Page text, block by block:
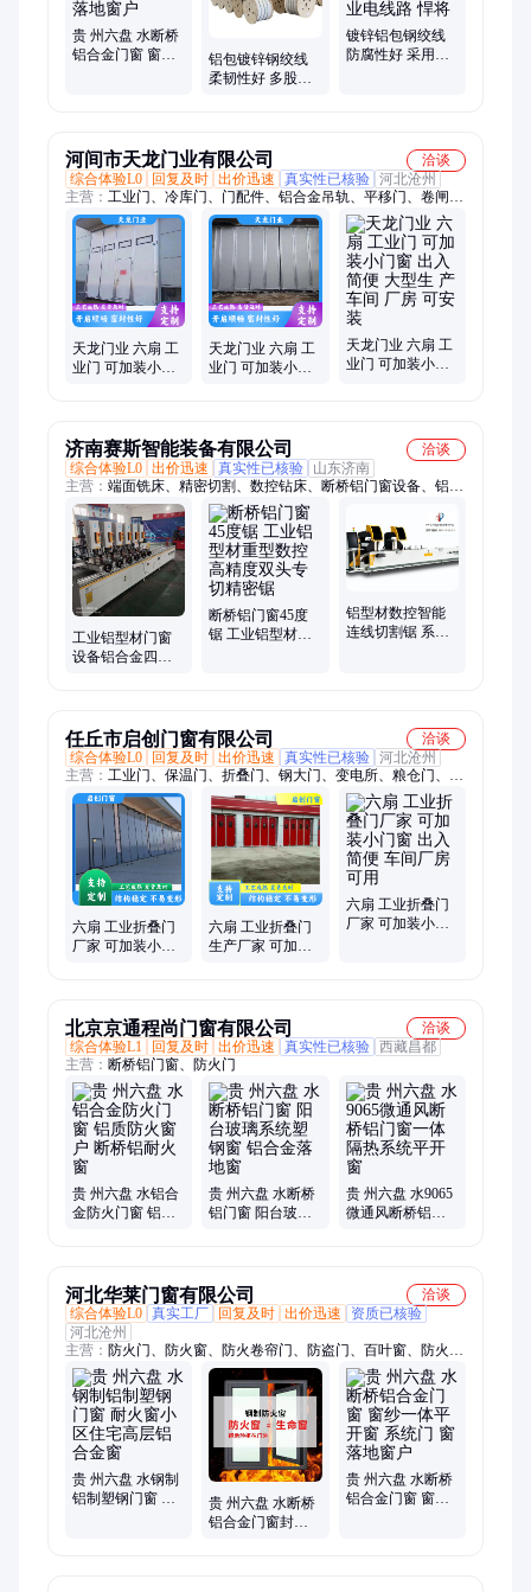
贵 州六盘 水断桥
铝合金门窗 窗纱
铝包镀锌钢绞线
柔韧性好 多股钢
镀锌铝包钢绞线
防腐性好 采用束
河间市天龙门业有限公司
洽谈
综合体验L0
回复及时 出价迅速 真实性已核验 河北沧州
主营： 工业门、冷库门、门配件、铝合金吊轨、平移门、卷闸
门、折叠门、堆积门、卷帘门、推拉门、提升门、机库门、库房
门、电动防火、吊轮电动、吊轮吊轨、吊轨移门、移门滑轮、铸
铁吊轨、u槽铝型材、工业平开门、钢大门厂房、吊轮玻璃门、
吊轨自动门
天龙门业 六扇 工
业门 可加装小门
天龙门业 六扇 工
业门 可加装小门
天龙门业 六扇 工
业门 可加装小门
济南赛斯智能装备有限公司
洽谈
综合体验L0 出价迅速 真实性已核验
山东济南
主营： 端面铣床、精密切割、数控钻床、断桥铝门窗设备、铝型
材加工设备、铝型材数控钻铣床、四轴数控加工中心、切铝机、
铝材切割锯、工业铝型材切割机、500数控双头锯、散热器切割
机、任意角切割锯、型材加工中心、数控精密锯无尾料切铝机、
铝型材精密加工设备
工业铝型材门窗
设备铝合金四头
断桥铝门窗45度
锯 工业铝型材重
铝型材数控智能
连线切割锯 系统
任丘市启创门窗有限公司
洽谈
综合体验L0
回复及时 出价迅速 真实性已核验 河北沧州
主营： 工业门、保温门、折叠门、钢大门、变电所、粮仓门、推
拉门、粮库门、配电房、钢木大门、压器大门、变压器门、仓储
设备、车间仓库、仓储库房、物流仓储、密封胶条、厂房安装、
工 业厂房、保温平开门、工业平移门、变压器室门、百叶金属
网、配变电房门、压器室大门
六扇 工业折叠门
厂家 可加装小门
六扇 工业折叠门
生产厂家 可加装
六扇 工业折叠门
厂家 可加装小门
北京京通程尚门窗有限公司
洽谈
综合体验L1
回复及时 出价迅速 真实性已核验 西藏昌都
主营： 断桥铝门窗、防火门
贵 州六盘 水铝合
金防火门窗 铝质
贵 州六盘 水断桥
铝门窗 阳台玻璃
贵 州六盘 水9065
微通风断桥铝门
河北华莱门窗有限公司
洽谈
综合体验L0 真实工厂 回复及时 出价迅速
资质已核验
河北沧州
主营： 防火门、防火窗、防火卷帘门、防盗门、百叶窗、防火隔
断
贵 州六盘 水钢制
铝制塑钢门窗 耐
贵 州六盘 水断桥
铝合金门窗封阳
贵 州六盘 水断桥
铝合金门窗 窗纱